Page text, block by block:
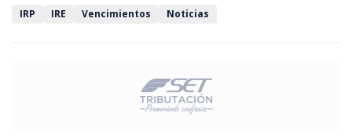
Impuesto a la Renta Empresarial (IRE) Simple.
IRP IRE Vencimientos Noticias